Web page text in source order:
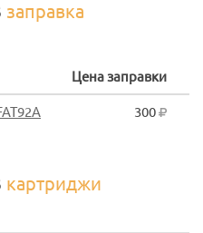
заправка
Цена заправки
300
картриджи